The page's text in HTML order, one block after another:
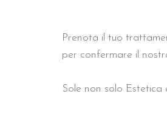
Prenota il tuo
per confermare il
Sole non solo Estetica